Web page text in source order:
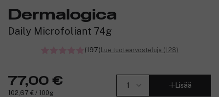
Dermalogica
Daily Microfoliant 74g
(197)Lue tuotearvosteluja (128)
77,00 €
102,67 € / 100g
Lisää